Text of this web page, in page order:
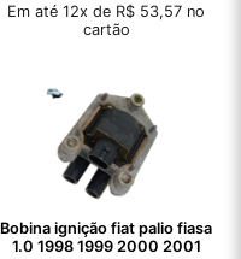
Em até 12x de R$ 53,57 no
cartão
Bobina ignição fiat palio fiasa
1.0 1998 1999 2000 2001